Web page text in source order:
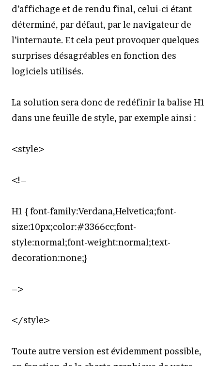
d’affichage et de rendu final, celui-ci étant
déterminé, par défaut, par le navigateur de
l’internaute. Et cela peut provoquer quelques
surprises désagréables en fonction des
logiciels utilisés.
La solution sera donc de redéfinir la balise H1
dans une feuille de style, par exemple ainsi :
<style>
<!–
H1 { font-family:Verdana,Helvetica;font-
size:10px;color:#3366cc;font-
style:normal;font-weight:normal;text-
decoration:none;}
–>
</style>
Toute autre version est évidemment possible,